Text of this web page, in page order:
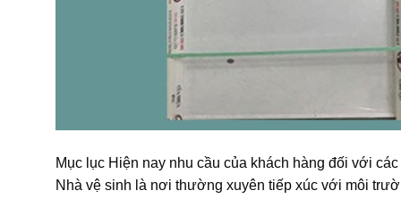
Mục lục Hiện nay nhu cầu của khách hàng đối với
Nhà vệ sinh là nơi thường xuyên tiếp xúc với môi